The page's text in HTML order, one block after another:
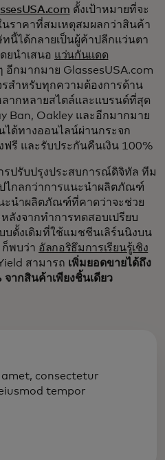
ตั้งเป้าหมายที่จะ
ราคาที่สมเหตุสมผลกว่าสินค้า
นี้ได้กลายเป็นผู้ค้าปลีกแว่นตา
ยนำเสนอ แว่นกันแดด
อีกมากมาย GlassesUSA.com
สำหรับทุกความต้องการด้าน
ากหลายสไตล์และแบรนด์ที่สุด
Ban, Oakley และอีกมากมาย
ด้ทางออนไลน์ผ่านกระจก
ฟรี และรับประกันคืนเงิน 100%
รปรับปรุงประสบการณ์ดิจิทัล ทีม
ไกลกว่าการแนะนำผลิตภัณฑ์
ะนำผลิตภัณฑ์ที่คาดว่าจะช่วย
ลังจากทำการทดสอบเปรียบ
บดั้งเดิมที่ใช้แมชชีนเลิร์นนิงบน
ก็พบว่า อัลกอริธึมการเรียนรู้เชิง
สามารถ เพิ่มยอดขายได้ถึง
ากสินค้าเพียงชิ้นเดียว
amet, consectetur
tempor